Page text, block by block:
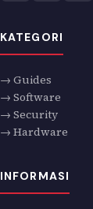
KATEGORI
→ Guides
→ Software
→ Security
→ Hardware
INFORMASI